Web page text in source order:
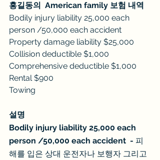
홍길동의  American family 보험 내역
Bodily injury liability 25,000 each
person /50,000 each accident
Property damage liability $25,000
Collision deductible $1,000
Comprehensive deductible $1,000
Rental $900
Towing
설명
Bodily injury liability 25,000 each
person /50,000 each accident  - 피
해를 입은 상대 운전자나 보행자 그리고